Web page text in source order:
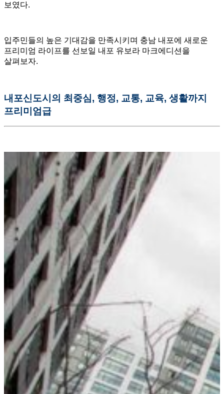
보였다.
입주민들의 높은 기대감을 만족시키며 충남 내포에 새로운
프리미엄 라이프를 선보일 내포 유보라 마크에디션을
살펴보자.
내포신도시의 최중심, 행정, 교통, 교육, 생활까지
프리미엄급